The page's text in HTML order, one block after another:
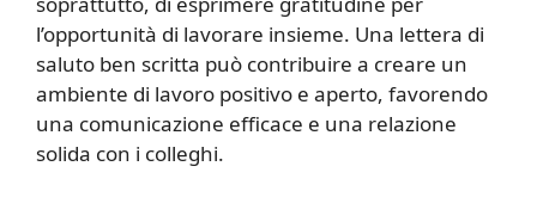
l’opportunità di lavorare insieme. Una lettera di
saluto ben scritta può contribuire a creare un
ambiente di lavoro positivo e aperto, favorendo
una comunicazione efficace e una relazione
solida con i colleghi.